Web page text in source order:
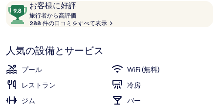
ギ
ラ
リ
ー
金
は
￥44,500
口
コ
ミ
お客様に好評
10
段
階
9.8、
お
客
に
好
旅行者から高評価
行
ら
288 件の口コミをすべて表示
人気の設備とサービス
プール
WiFi (無料)
レストラン
冷房
ジム
バー